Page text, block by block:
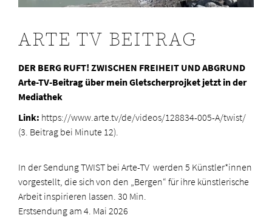
ARTE TV BEITRAG
DER BERG RUFT! ZWISCHEN FREIHEIT UND ABGRUND
Arte-TV-Beitrag über mein Gletscherprojket jetzt in der
Mediathek
Link: https://www.arte.tv/de/videos/128834-005-A/twist/
(3. Beitrag bei Minute 12).
In der Sendung TWIST bei Arte-TV werden 5 Künstler*innen
vorgestellt, die sich von den „Bergen“ für ihre künstlerische
Arbeit inspirieren lassen. 30 Min.
Erstsendung am 4. Mai 2026